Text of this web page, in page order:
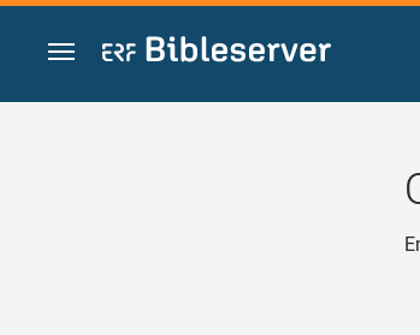
Zum Inhalt springen